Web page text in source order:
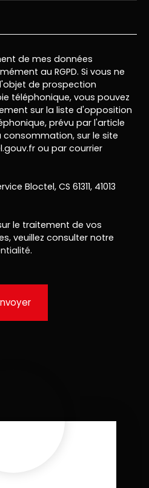
de mes données
au RGPD. Si vous ne
de prospection
téléphonique, vous pouvez
sur la liste d'opposition
prévu par l'article
consommation, sur le site
ou par courrier
Bloctel, CS 61311, 41013
le traitement de vos
veuillez consulter notre
.